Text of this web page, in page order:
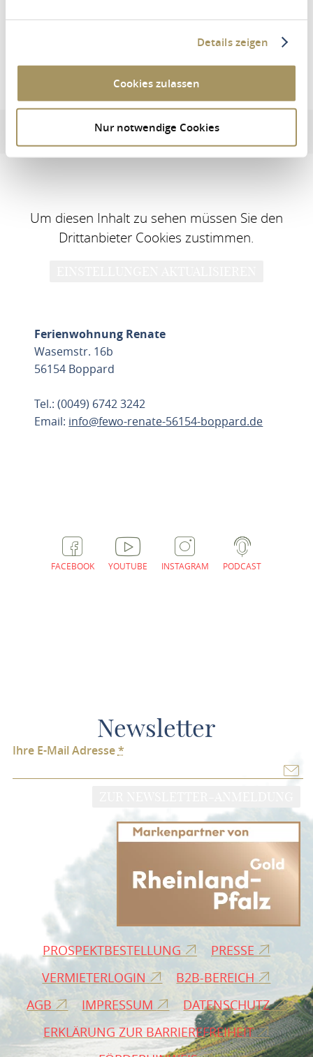
Details zeigen
Cookies zulassen
Nur notwendige Cookies
UNTERKÜNFTE SUCHEN
Ferienwohnung Renate
Adresse & Kontaktinformation Ausstattungen &
Um diesen Inhalt zu sehen müssen Sie den
Drittanbieter Cookies zustimmen.
Ferienwohnung Renate
Wasemstr. 16b
56154 Boppard
Tel.: (0049) 6742 3242
Email: info@fewo-renate-56154-boppard.de
FACEBOOK YOUTUBE INSTAGRAM PODCAST
Newsletter
Ihre E-Mail Adresse*
PROSPEKTBESTELLUNG
PRESSE
VERMIETERLOGIN
B2B-BEREICH
AGB
IMPRESSUM
DATENSCHUTZ
ERKLÄRUNG ZUR BARRIEREFREIHEIT